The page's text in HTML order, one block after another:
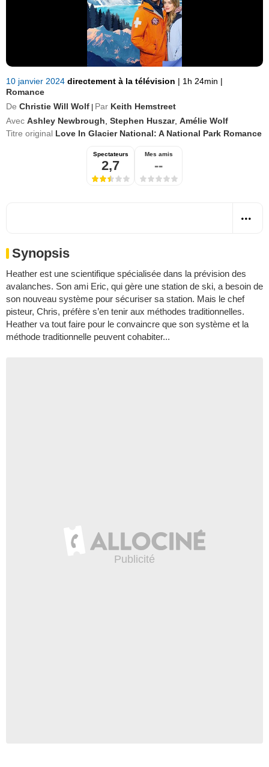
10 janvier 2024 directement à la télévision | 1h 24min |
Romance
De Christie Will Wolf Par Keith Hemstreet
Avec Ashley Newbrough Stephen Huszar, Amélie Wolf
Titre original Love In Glacier National: A National Park Romance
Spectateurs
2,7
Mes amis
--
Synopsis
Heather est une scientifique spécialisée dans la prévision des
avalanches. Son ami Eric, qui gère une station de ski, a besoin de
son nouveau système pour sécuriser sa station. Mais le chef
pisteur, Chris, préfère s’en tenir aux méthodes traditionnelles.
Heather va tout faire pour le convaincre que son système et la
méthode traditionnelle peuvent cohabiter...